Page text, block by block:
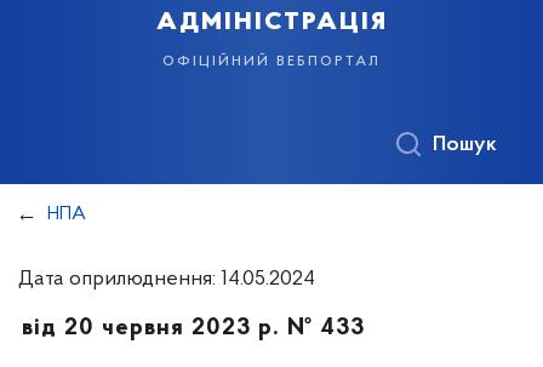
адміністрація
офіційний вебпортал
Пошук
НПА
Дата оприлюднення: 14.05.2024
від 20 червня 2023 р. № 433